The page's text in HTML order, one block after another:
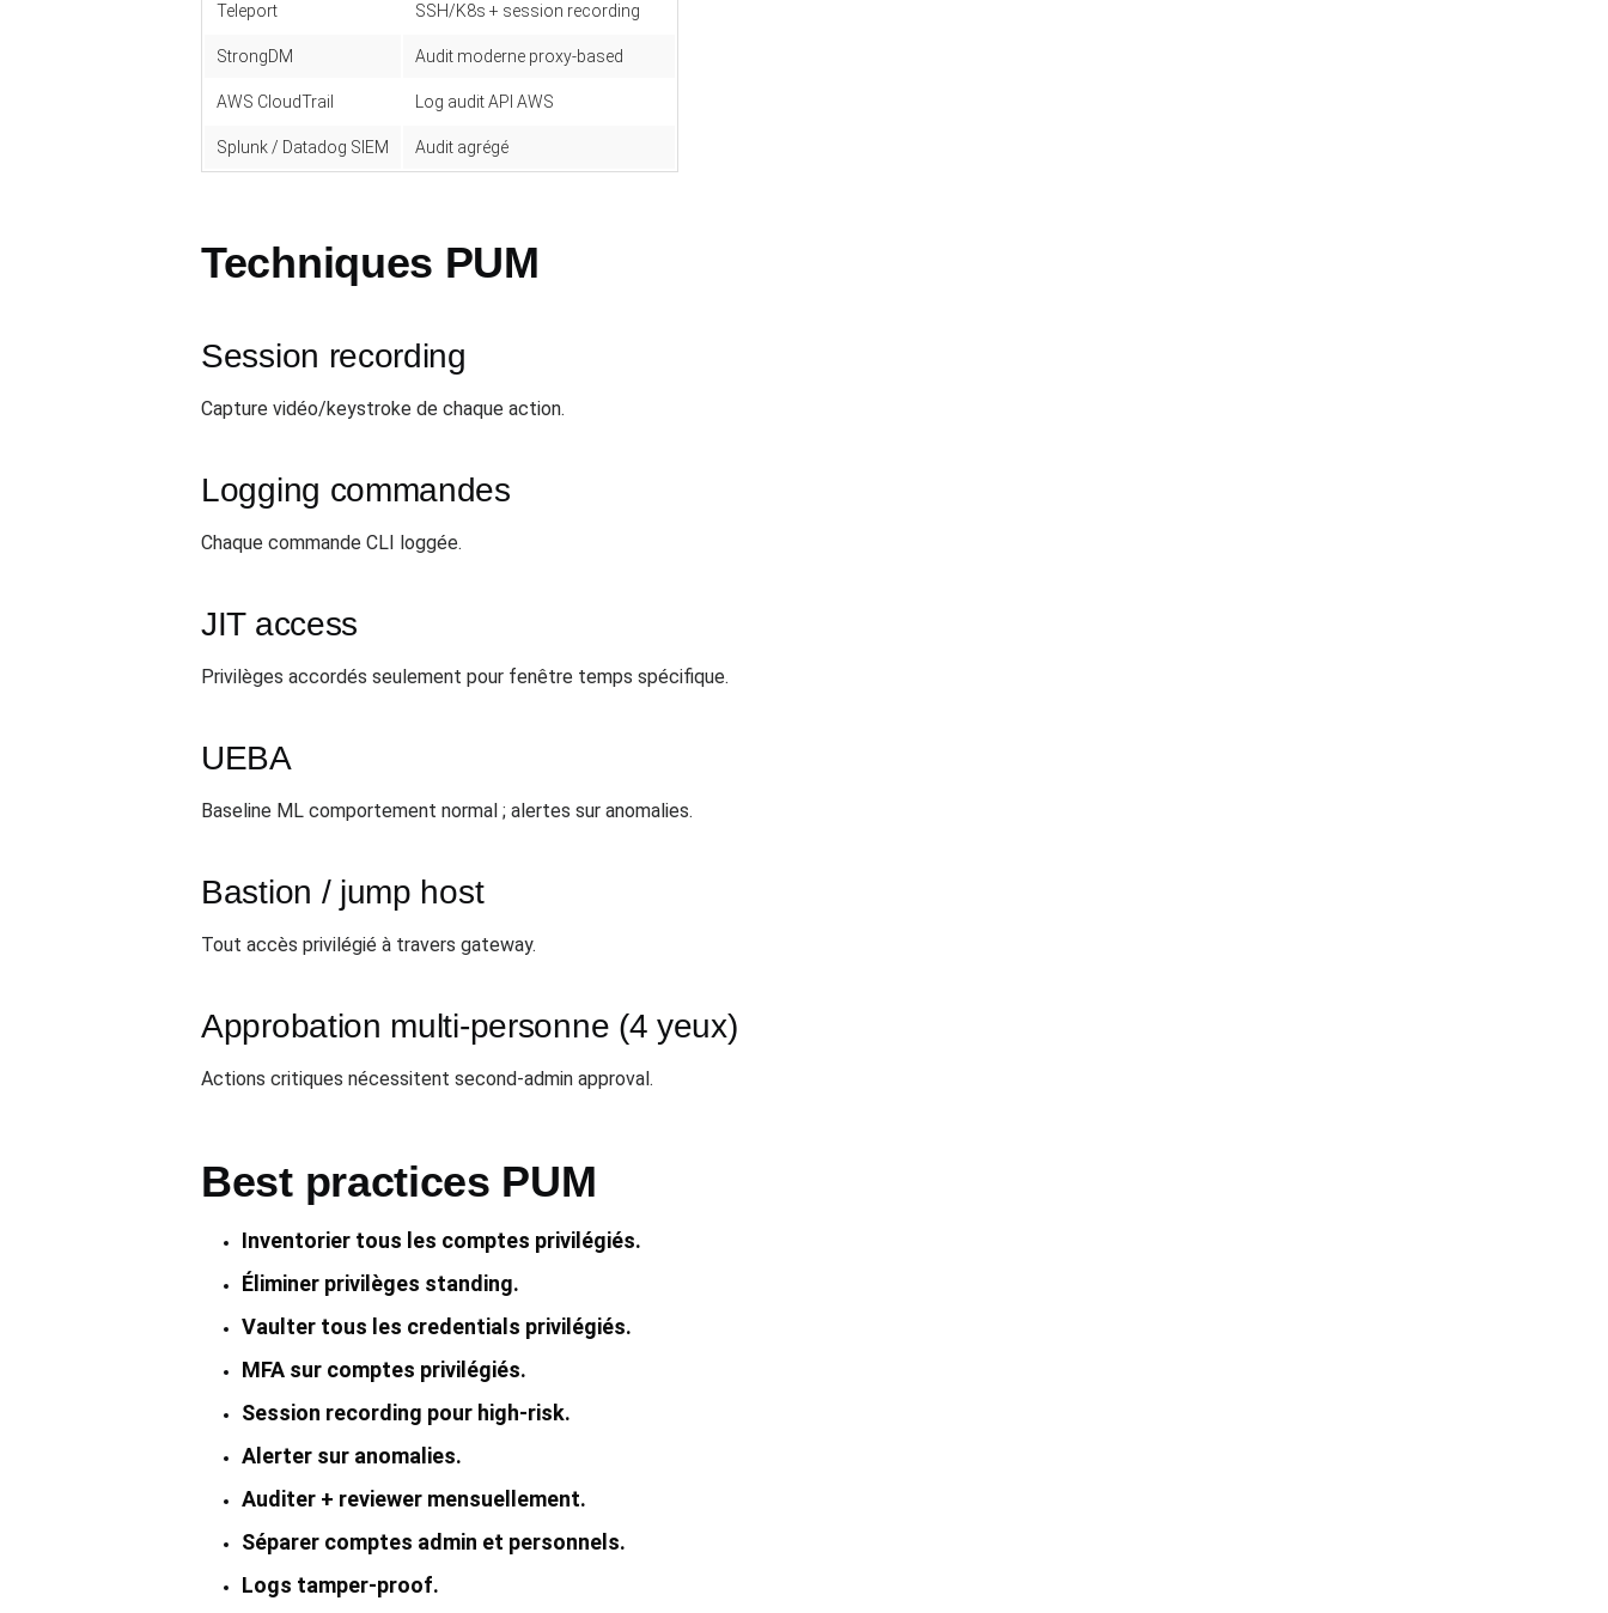
Teleport SSH/K8s + session recording
StrongDM Audit moderne proxy-based
AWS CloudTrail Log audit API AWS
Splunk / Datadog SIEM Audit agrégé
Techniques PUM
Session recording
Capture vidéo/keystroke de chaque action.
Logging commandes
Chaque commande CLI loggée.
JIT access
Privilèges accordés seulement pour fenêtre temps spécifique.
UEBA
Baseline ML comportement normal ; alertes sur anomalies.
Bastion / jump host
Tout accès privilégié à travers gateway.
Approbation multi-personne (4 yeux)
Actions critiques nécessitent second-admin approval.
Best practices PUM
Inventorier tous les comptes privilégiés.
Éliminer privilèges standing.
Vaulter tous les credentials privilégiés.
MFA sur comptes privilégiés.
Session recording pour high-risk.
Alerter sur anomalies.
Auditer + reviewer mensuellement.
Séparer comptes admin et personnels.
Logs tamper-proof.